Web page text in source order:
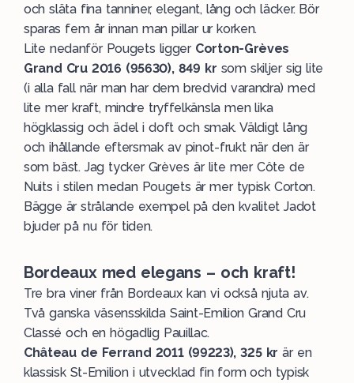
och släta fina tanniner, elegant, lång och läcker. Bör
sparas fem år innan man pillar ur korken.
Lite nedanför Pougets ligger Corton-Grèves
Grand Cru 2016 (95630), 849 kr som skiljer sig lite
(i alla fall när man har dem bredvid varandra) med
lite mer kraft, mindre tryffelkänsla men lika
högklassig och ädel i doft och smak. Väldigt lång
och ihållande eftersmak av pinot-frukt när den är
som bäst. Jag tycker Grèves är lite mer Côte de
Nuits i stilen medan Pougets är mer typisk Corton.
Bägge är strålande exempel på den kvalitet Jadot
bjuder på nu för tiden.
Bordeaux med elegans – och kraft!
Tre bra viner från Bordeaux kan vi också njuta av.
Två ganska väsensskilda Saint-Emilion Grand Cru
Classé och en högadlig Pauillac.
Château de Ferrand 2011 (99223), 325 kr är en
klassisk St-Emilion i utvecklad fin form och typisk